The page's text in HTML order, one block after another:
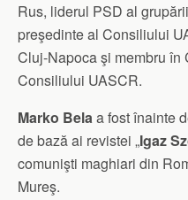
Rus, liderul PSD al
preşedinte al Consiliului
Cluj-Napoca şi membru în
Consiliului UASCR.
Marko Belaa fost înainte
de bază ai revistei „Igaz
comunişti maghiari din
Mureş.